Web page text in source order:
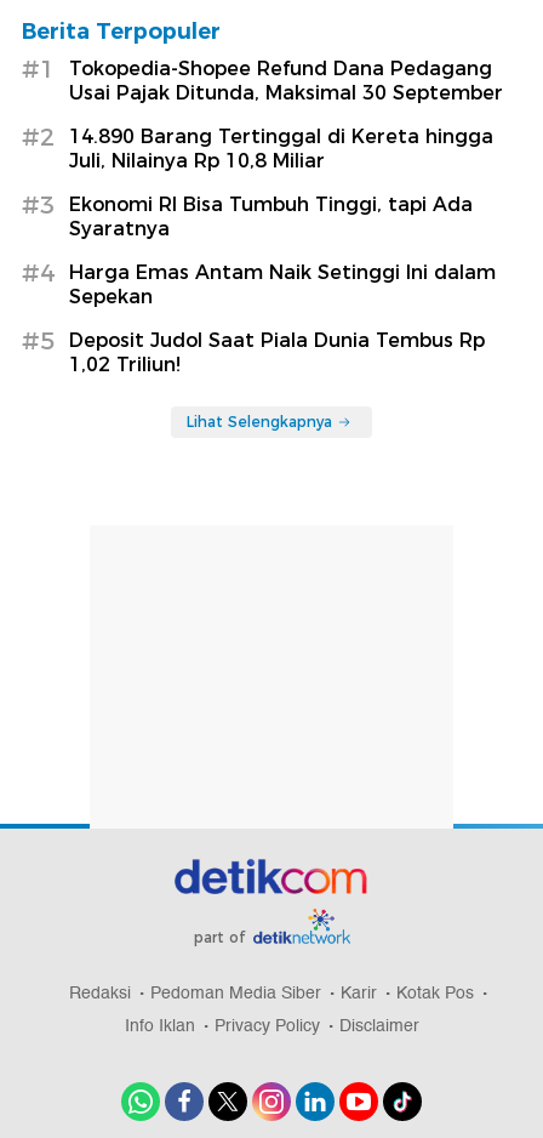
Berita Terpopuler
#1
Tokopedia-Shopee Refund Dana Pedagang
Usai Pajak Ditunda, Maksimal 30 September
#2
14.890 Barang Tertinggal di Kereta hingga
Juli, Nilainya Rp 10,8 Miliar
#3
Ekonomi RI Bisa Tumbuh Tinggi, tapi Ada
Syaratnya
#4
Harga Emas Antam Naik Setinggi Ini dalam
Sepekan
#5
Deposit Judol Saat Piala Dunia Tembus Rp
1,02 Triliun!
Lihat Selengkapnya
part of
Redaksi Pedoman Media Siber Karir
Kotak Pos
Info Iklan
Privacy Policy Disclaimer